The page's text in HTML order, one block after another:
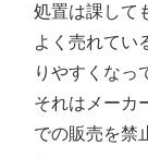
処置は課して
よく売れてい
りやすくなっ
それはメーカ
での販売を禁